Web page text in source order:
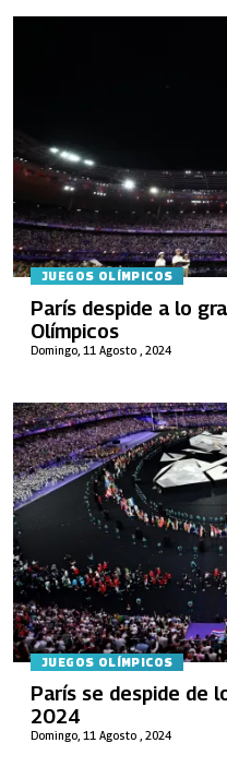
JUEGOS OLÍMPICOS
Domingo, 11 Agosto , 2024
París despide a lo
Olímpicos
JUEGOS OLÍMPICOS
Domingo, 11 Agosto , 2024
París se despide de
2024